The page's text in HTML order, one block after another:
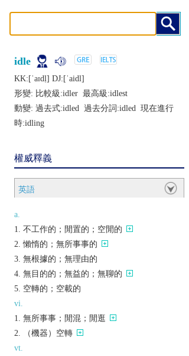
idle
KK:[ˈaɪdḷ] DJ:[ˈaidl]
形變: 比較級:idler 最高級:idlest
動變: 過去式:idled 過去分詞:idled 現在進行
時:idling
權威釋義
英語
a.
不工作的；閒置的；空閒的
懶惰的；無所事事的
無根據的；無理由的
無目的的；無益的；無聊的
空轉的；空載的
vi.
無所事事；閒混；閒逛
（機器）空轉
vt.